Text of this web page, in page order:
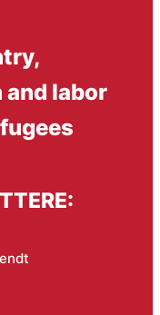
labor